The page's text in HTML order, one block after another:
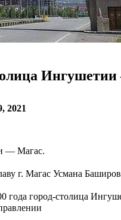
2021
— Магас. ⁣⁣⠀
г. Магас Усмана
года город-столица